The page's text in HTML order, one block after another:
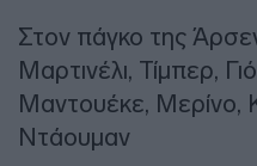
Στον πάγκο της
Μαρτινέλι, Τίμπερ,
Μαντουέκε, Μερίνο,
Ντάουμαν